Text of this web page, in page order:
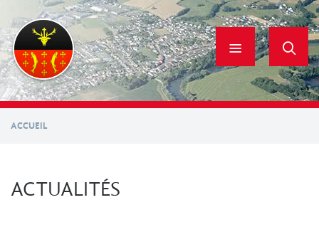
contenu
principal
ACCUEIL
ACTUALITÉS